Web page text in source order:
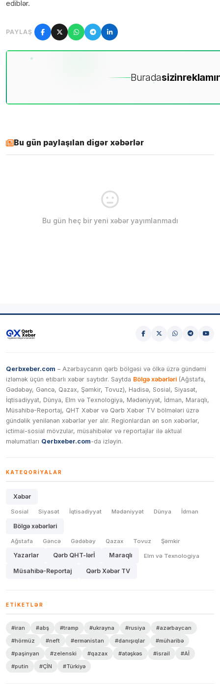
ediblər.
PAYLAŞ
Buradasizin
Bu gün paylaşılan digər xəbərlər
Bu gün heç bir yeni xəbər yayımlanmadı
Qerbxeber.com – Azərbaycanın qərb bölgəsi və ölkə üzrə gündəmi
izləmək üçün etibarlı xəbər saytıdır. Saytda Bölgə xəbərləri (Ağstafa,
Gədəbəy, Gəncə, Qazax, Şəmkir, Tovuz), Hadisə, Sosial, Siyasət,
İqtisadiyyat, Dünya, Elm və Texnologiya, Mədəniyyət, İdman, Maraqlı,
Müsahibə-Reportaj, QHT Xəbər və Qərb Xəbər TV bölmələri üzrə
gündəlik yenilənən xəbərlər yer alır. Regionlardan ən son xəbərlər,
ictimai-sosial mövzular, müsahibələr və reportajlar ilə aktual
məlumatları Qerbxeber.com-da izləyin.
KATEQORIYALAR
Xəbər
Sosial Siyasət İqtisadiyyat Mədəniyyət Dünya İdman
Bölgə xəbərləri
Ağstafa Gəncə Gədəbəy Qazax Tovuz Şəmkir
Yazarlar Qərb QHT-lərİ Maraqlı Elm və Texnologiya
Müsahibə-Reportaj Qərb Xəbər TV
ETIKETLƏR
#iran #abş #tramp #ukrayna #rusiya
#azərbaycan
#hörmüz
#neft #ermənistan #danışıqlar
#müharibə
#paşinyan
#zelenski #qazax #atəşkəs #israil
#Aİ
#putin
#ÇİN #Türkiyə